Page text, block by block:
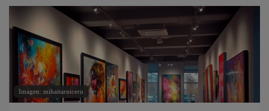
Imagen: mihaitarniceru